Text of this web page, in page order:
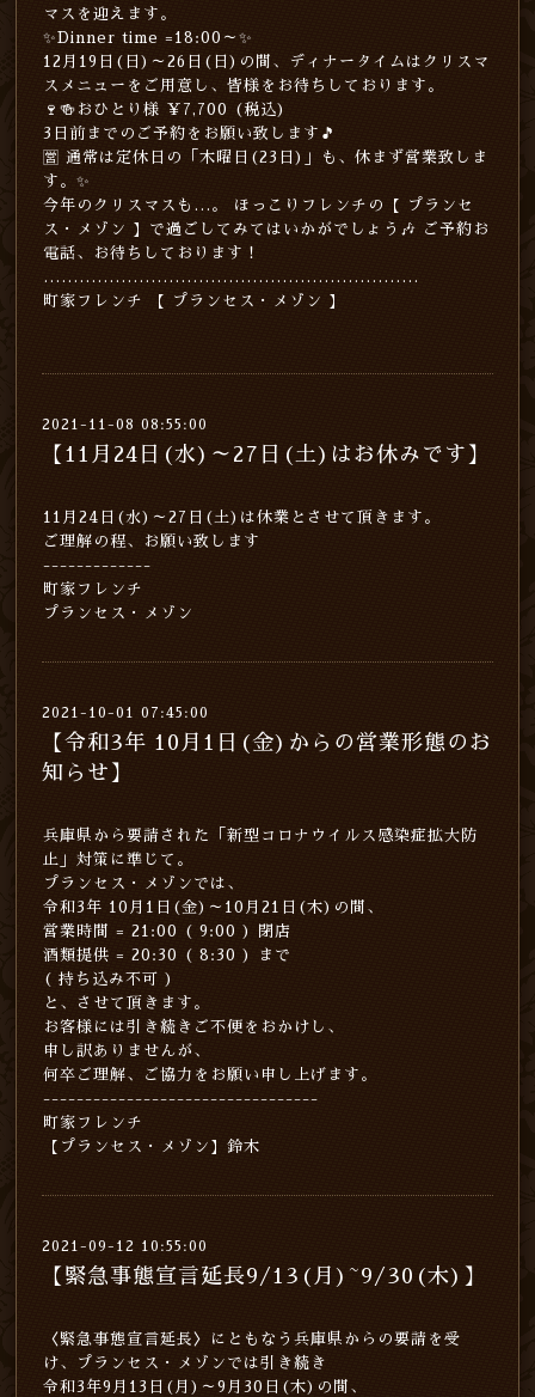
マスを迎えます。
✨Dinner time =18:00～✨
12月19日(日)～26日(日)の間、ディナータイムはクリスマ
スメニューをご用意し、皆様をお待ちしております。
🍷🍻おひとり様 ￥7,700 (税込)
3日前までのご予約をお願い致します🎵
🈺 通常は定休日の「木曜日(23日)」も、休まず営業致しま
す。✨
今年のクリスマスも…。 ほっこりフレンチの【 プランセ
ス・メゾン 】で過ごしてみてはいかがでしょう🎶 ご予約お
電話、お待ちしております！
………………………………………………………
町家フレンチ 【 プランセス・メゾン 】
2021-11-08 08:55:00
【11月24日(水)～27日(土)はお休みです】
11月24日(水)～27日(土)は休業とさせて頂きます。
ご理解の程、お願い致します
-------------
町家フレンチ
プランセス・メゾン
2021-10-01 07:45:00
【令和3年 10月1日(金)からの営業形態のお
知らせ】
兵庫県から要請された「新型コロナウイルス感染症拡大防
止」対策に準じて。
プランセス・メゾンでは、
令和3年 10月1日(金)～10月21日(木)の間、
営業時間 = 21:00 ( 9:00 ) 閉店
酒類提供 = 20:30 ( 8:30 ) まで
( 持ち込み不可 )
と、させて頂きます。
お客様には引き続きご不便をおかけし、
申し訳ありませんが、
何卒ご理解、ご協力をお願い申し上げます。
---------------------------------
町家フレンチ
【プランセス・メゾン】鈴木
2021-09-12 10:55:00
【緊急事態宣言延長9/13(月)~9/30(木)】
〈緊急事態宣言延長〉にともなう兵庫県からの要請を受
け、プランセス・メゾンでは引き続き
令和3年9月13日(月)～9月30日(木)の間、